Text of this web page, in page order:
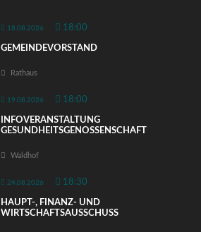
18.08.2026 18:00
GEMEINDEVORSTAND
Rathaus
19.08.2026 18:00
INFOVERANSTALTUNG
GESUNDHEITSGENOSSENSCHAFT
Waldhof
24.08.2026 18:30
HAUPT-, FINANZ- UND
WIRTSCHAFTSAUSSCHUSS